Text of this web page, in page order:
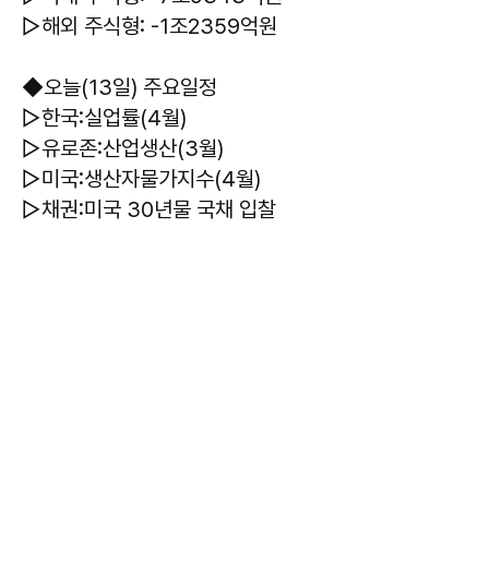
▷해외 주식형: -1조2359억원
◆오늘(13일) 주요일정
▷한국:실업률(4월)
▷유로존:산업생산(3월)
▷미국:생산자물가지수(4월)
▷채권:미국 30년물 국채 입찰